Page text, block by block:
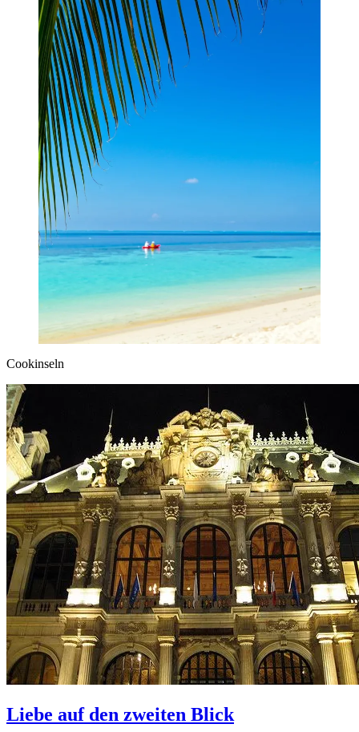
Cookinseln
Liebe auf den zweiten Blick